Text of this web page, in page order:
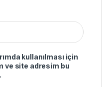
kullanılması için
ve site adresim bu